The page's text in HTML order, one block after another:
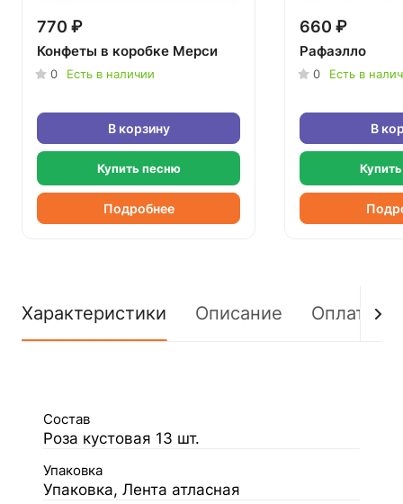
770 ₽
Конфеты в коробке Мерси
0 Есть в наличии
В корзину
Купить песню
Подробнее
660 ₽
Рафаэлло
0 Есть в
В
Характеристики Описание Оплата
Состав
Роза кустовая 13 шт.
Упаковка
Упаковка, Лента атласная